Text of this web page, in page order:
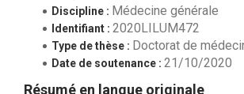
Discipline : Médecine générale
Identifiant : 2020LILUM472
Type de thèse : Doctorat de
Date de soutenance : 21/10/2020
Résumé en langue originale